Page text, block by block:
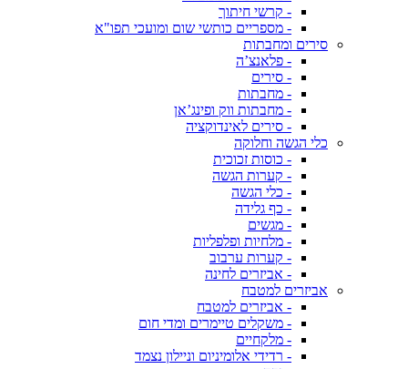
- קרשי חיתוך
- מספריים כותשי שום ומועכי תפו"א
סירים ומחבתות
- פלאנצ’ה
- סירים
- מחבתות
- מחבתות ווק ופינג’אן
- סירים לאינדוקציה
כלי הגשה וחלוקה
- כוסות זכוכית
- קערות הגשה
- כלי הגשה
- כף גלידה
- מגשים
- מלחיות ופלפליות
- קערות ערבוב
- אביזרים לחינה
אביזרים למטבח
- אביזרים למטבח
- משקלים טיימרים ומדי חום
- מלקחיים
- רדידי אלומיניום וניילון נצמד